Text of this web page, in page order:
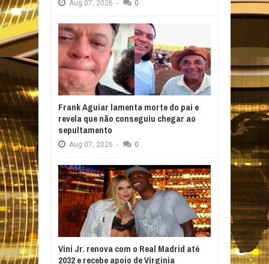
Aug 07, 2026 - 0
Frank Aguiar lamenta morte do pai e
revela que não conseguiu chegar ao
sepultamento
Aug 07, 2026 - 0
Vini Jr. renova com o Real Madrid até
2032 e recebe apoio de Virginia